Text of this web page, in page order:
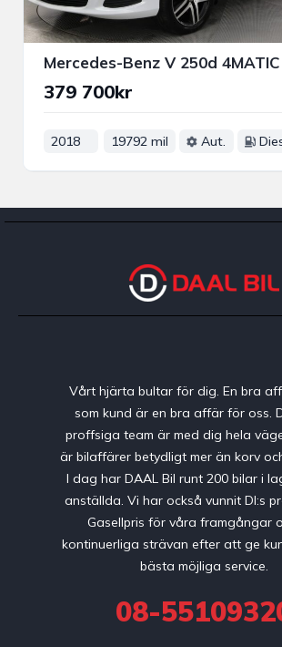
379 700kr
2018 19792 mil Aut.
Vårt hjärta bultar för dig. En bra
som kund är en bra affär för oss.
proffsiga team är med dig hela
är bilaffärer betydligt mer än korv
I dag har DAAL Bil runt 200 bilar i
anställda. Vi har också vunnit DI:s
Gasellpris för våra framgångar
kontinuerliga strävan efter att ge
bästa möjliga service.
08-